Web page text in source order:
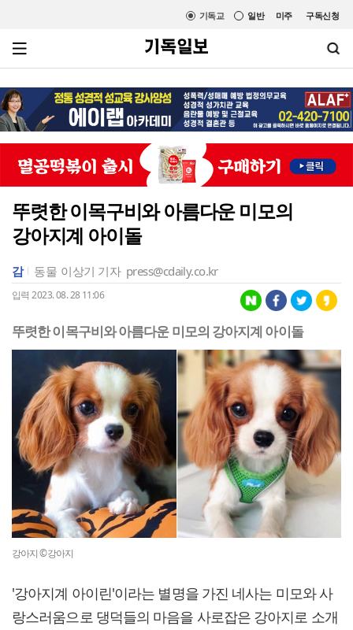
미주 구독신청
일반
기독교
뚜렷한 이목구비와 아름다운 미모의
강아지계 아이돌
감 동물 이상기 기자 press@cdaily.co.kr
입력 2023. 08. 28 11:06
뚜렷한 이목구비와 아름다운 미모의 강아지계 아이돌
강아지 ©강아지
'강아지계 아이린'이라는 별명을 가진 네사는 미모와 사
랑스러움으로 댕덕들의 마음을 사로잡은 강아지로 소개